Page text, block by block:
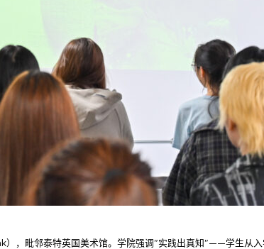
，毗邻泰特英国美术馆。学院强调"实践出真知"——学生从